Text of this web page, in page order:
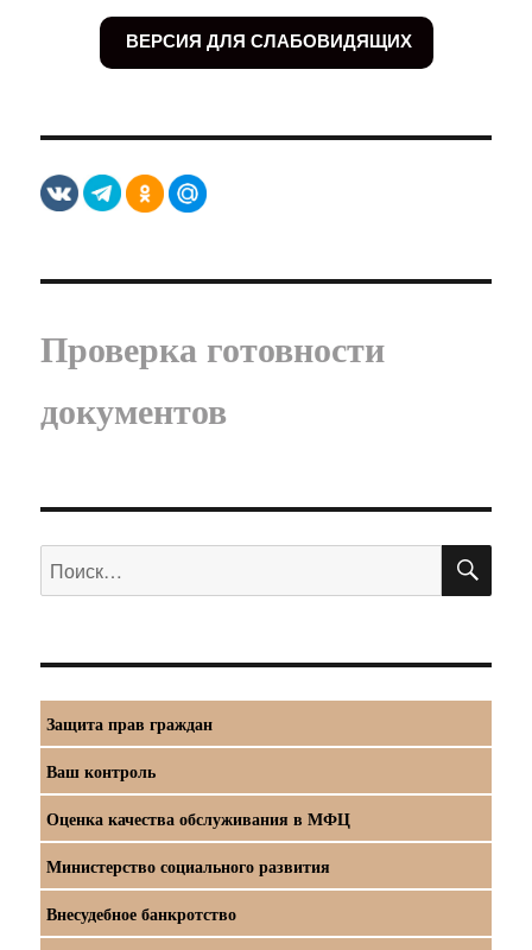
ВЕРСИЯ ДЛЯ СЛАБОВИДЯЩИХ
Проверка готовности
документов
Искать:
Защита прав граждан
Ваш контроль
Оценка качества обслуживания в МФЦ
Министерство социального развития
Внесудебное банкротство